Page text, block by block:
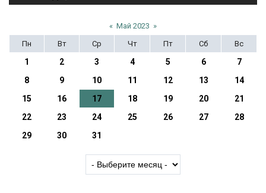
« Май 2023 »
Пн
Вт Ср Чт Пт Сб Вс
1 2 3 4 5 6
7
8
9 10 11 12 13
14
15
16 17 18 19 20
21
22
23 24 25 26 27
28
29
30 31